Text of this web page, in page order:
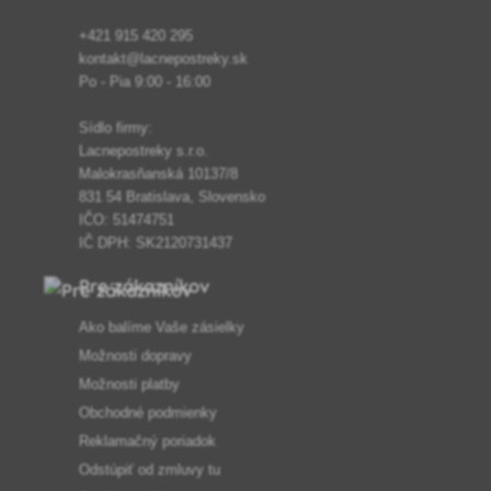
+421 915 420 295
kontakt@lacnepostreky.sk
Po - Pia 9:00 - 16:00
Sídlo firmy:
Lacnepostreky s.r.o.
Malokrasňanská 10137/8
831 54 Bratislava, Slovensko
IČO: 51474751
IČ DPH: SK2120731437
Pre zákazníkov
Ako balíme Vaše zásielky
Možnosti dopravy
Možnosti platby
Obchodné podmienky
Reklamačný poriadok
Odstúpiť od zmluvy tu